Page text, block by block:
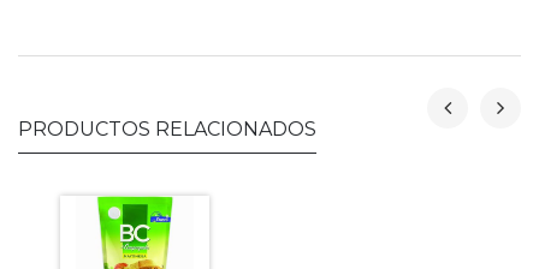
PRODUCTOS RELACIONADOS